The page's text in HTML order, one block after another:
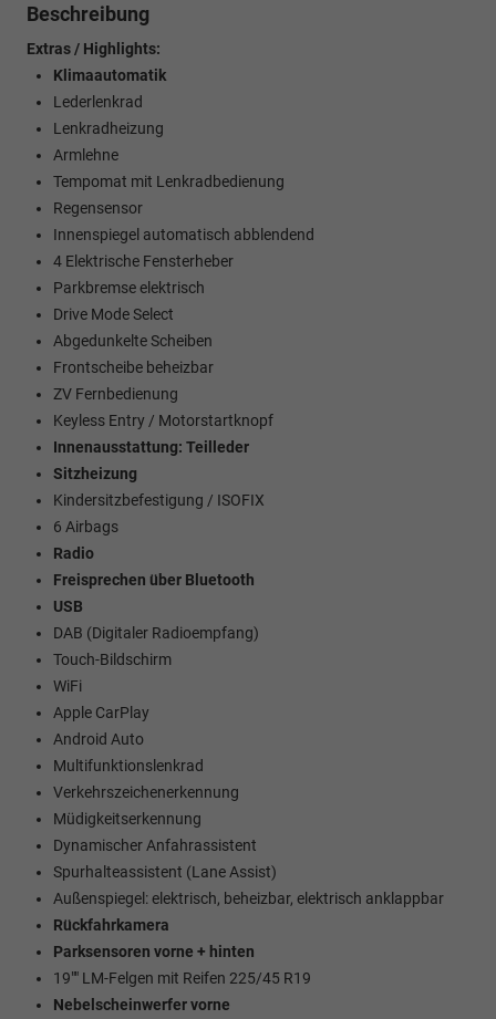
Beschreibung
Extras / Highlights:
Klimaautomatik
Lederlenkrad
Lenkradheizung
Armlehne
Tempomat mit Lenkradbedienung
Regensensor
Innenspiegel automatisch abblendend
4 Elektrische Fensterheber
Parkbremse elektrisch
Drive Mode Select
Abgedunkelte Scheiben
Frontscheibe beheizbar
ZV Fernbedienung
Keyless Entry / Motorstartknopf
Innenausstattung: Teilleder
Sitzheizung
Kindersitzbefestigung / ISOFIX
6 Airbags
Radio
Freisprechen über Bluetooth
USB
DAB (Digitaler Radioempfang)
Touch-Bildschirm
WiFi
Apple CarPlay
Android Auto
Multifunktionslenkrad
Verkehrszeichenerkennung
Müdigkeitserkennung
Dynamischer Anfahrassistent
Spurhalteassistent (Lane Assist)
Außenspiegel: elektrisch, beheizbar, elektrisch anklappbar
Rückfahrkamera
Parksensoren vorne + hinten
19"" LM-Felgen mit Reifen 225/45 R19
Nebelscheinwerfer vorne